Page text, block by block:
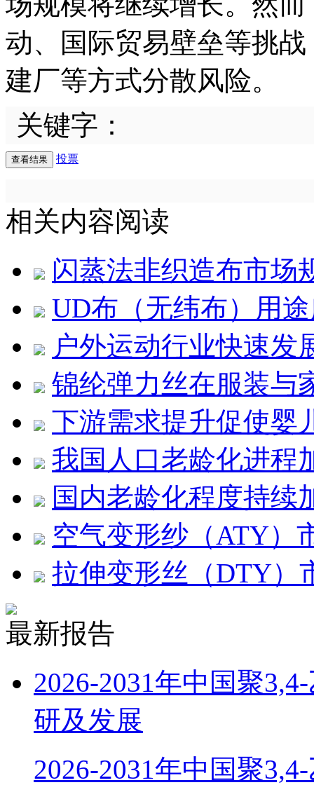
动、国际贸易壁垒等挑
建厂等方式分散风险。
关键字：
投票
相关内容阅读
闪蒸法非织造布市场
UD布（无纬布）用
户外运动行业快速发
锦纶弹力丝在服装与
下游需求提升促使婴
我国人口老龄化进程
国内老龄化程度持续
空气变形纱（ATY）
拉伸变形丝（DTY）
最新报告
2026-2031年中国聚
研及发展
2026-2031年中国聚